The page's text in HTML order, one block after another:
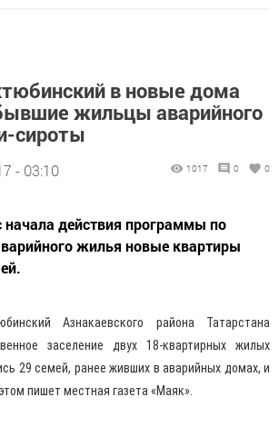
в новые дома
жильцы аварийного
сироты
- 03:10 1017 0 0
начала действия программы по
жилья новые квартиры
Азнакаевского района Татарстана
заселение двух 18-квартирных жилых
29 семей, ранее живших в аварийных домах, и
пишет местная газета «Маяк».